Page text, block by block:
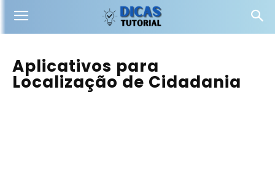
Aplicativos para
Localização de Cidadania